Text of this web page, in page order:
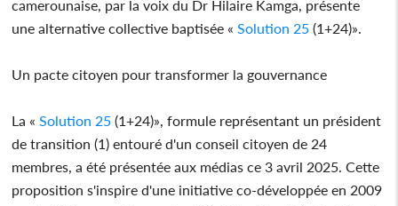
camerounaise, par la voix du Dr Hilaire Kamga, présente
une alternative collective baptisée « Solution 25 (1+24)».
Un pacte citoyen pour transformer la gouvernance
La « Solution 25 (1+24)», formule représentant un président
de transition (1) entouré d'un conseil citoyen de 24
membres, a été présentée aux médias ce 3 avril 2025. Cette
proposition s'inspire d'une initiative co-développée en 2009